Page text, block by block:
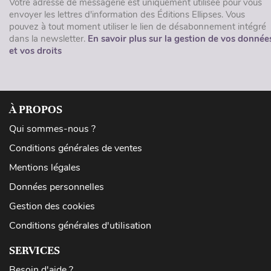
Votre adresse de messagerie est uniquement utilisée pour vous
envoyer les lettres d'information des Éditions Ellipses. Vous
pouvez à tout moment utiliser le lien de désabonnement intégré
dans la newsletter. En savoir plus sur la gestion de vos
et vos droits
À PROPOS
Qui sommes-nous ?
Conditions générales de ventes
Mentions légales
Données personnelles
Gestion des cookies
Conditions générales d'utilisation
SERVICES